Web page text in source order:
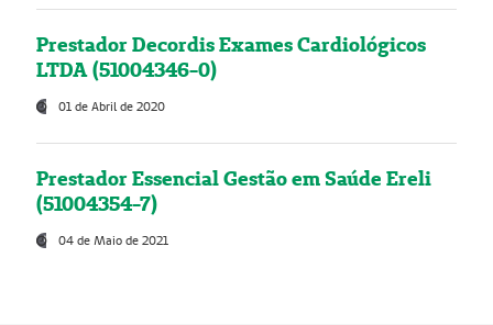
Prestador Decordis Exames Cardiológicos
LTDA (51004346-0)
01 de Abril de 2020
Prestador Essencial Gestão em Saúde Ereli
(51004354-7)
04 de Maio de 2021